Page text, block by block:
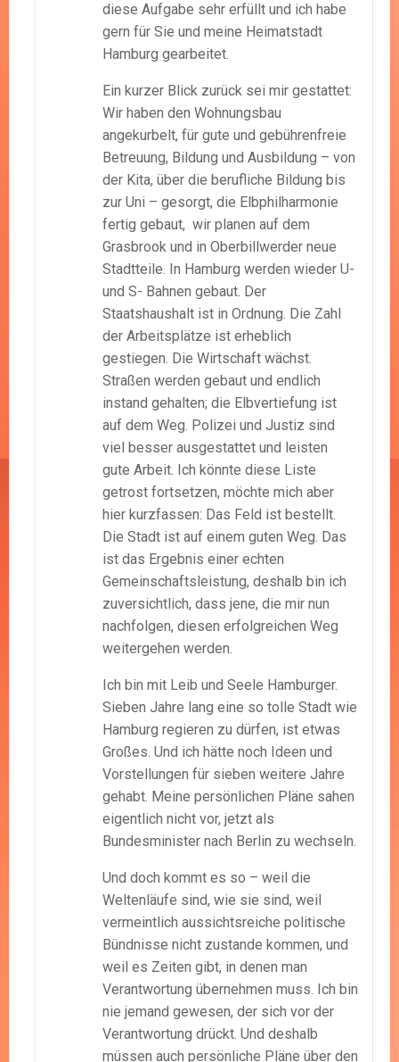
diese Aufgabe sehr erfüllt und ich habe
gern für Sie und meine Heimatstadt
Hamburg gearbeitet.
Ein kurzer Blick zurück sei mir gestattet:
Wir haben den Wohnungsbau
angekurbelt, für gute und gebührenfreie
Betreuung, Bildung und Ausbildung – von
der Kita, über die berufliche Bildung bis
zur Uni – gesorgt, die Elbphilharmonie
fertig gebaut, wir planen auf dem
Grasbrook und in Oberbillwerder neue
Stadtteile. In Hamburg werden wieder U-
und S- Bahnen gebaut. Der
Staatshaushalt ist in Ordnung. Die Zahl
der Arbeitsplätze ist erheblich
gestiegen. Die Wirtschaft wächst.
Straßen werden gebaut und endlich
instand gehalten; die Elbvertiefung ist
auf dem Weg. Polizei und Justiz sind
viel besser ausgestattet und leisten
gute Arbeit. Ich könnte diese Liste
getrost fortsetzen, möchte mich aber
hier kurzfassen: Das Feld ist bestellt.
Die Stadt ist auf einem guten Weg. Das
ist das Ergebnis einer echten
Gemeinschaftsleistung, deshalb bin ich
zuversichtlich, dass jene, die mir nun
nachfolgen, diesen erfolgreichen Weg
weitergehen werden.
Ich bin mit Leib und Seele Hamburger.
Sieben Jahre lang eine so tolle Stadt wie
Hamburg regieren zu dürfen, ist etwas
Großes. Und ich hätte noch Ideen und
Vorstellungen für sieben weitere Jahre
gehabt. Meine persönlichen Pläne sahen
eigentlich nicht vor, jetzt als
Bundesminister nach Berlin zu wechseln.
Und doch kommt es so – weil die
Weltenläufe sind, wie sie sind, weil
vermeintlich aussichtsreiche politische
Bündnisse nicht zustande kommen, und
weil es Zeiten gibt, in denen man
Verantwortung übernehmen muss. Ich bin
nie jemand gewesen, der sich vor der
Verantwortung drückt. Und deshalb
müssen auch persönliche Pläne über den